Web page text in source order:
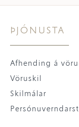
ÞJÓNUSTA
Afhending á
Vöruskil
Skilmálar